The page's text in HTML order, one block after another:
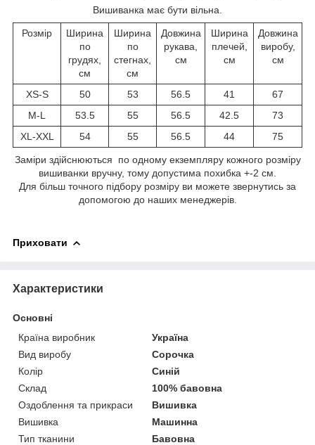
Вишиванка має бути вільна.
Розмір
Ширина
по
грудях,
см
Ширина
по
стегнах,
см
Довжина
рукава,
см
Ширина
плечей,
см
Довжина
виробу,
см
XS-S 50 53 56.5 41
67
M-L
53.5 55 56.5 42.5
73
XL-XXL
54 55 56.5 44 75
Заміри здійснюються по одному екземпляру кожного розміру
вишиванки вручну, тому допустима похибка +-2 см.
Для більш точного підбору розміру ви можете звернутись за
допомогою до наших менеджерів.
Приховати
Характеристики
Основні
Країна виробник
Україна
Вид виробу
Сорочка
Колір
Синій
Склад
100% бавовна
Оздоблення та прикраси
Вишивка
Вишивка
Машинна
Тип тканини
Бавовна